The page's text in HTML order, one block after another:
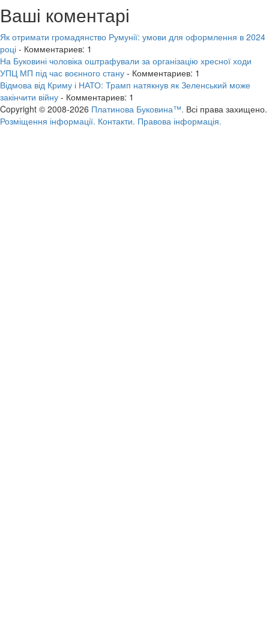
Ваші коментарі
Як отримати громадянство Румунії: умови для оформлення в 2024
році - Комментариев: 1
На Буковині чоловіка оштрафували за організацію хресної ходи
УПЦ МП під час воєнного стану - Комментариев: 1
Відмова від Криму і НАТО: Трамп натякнув як Зеленський може
закінчити війну - Комментариев: 1
Copyright © 2008-2026 Платинова Буковина™. Всі права захищено.
Розміщення інформації. Контакти. Правова інформація.